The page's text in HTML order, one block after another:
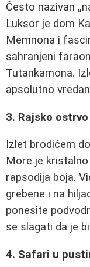
Često nazivan
Luksor je dom
Memnona i
sahranjeni
Tutankamona.
apsolutno
3. Rajsko
Izlet brodićem
More je
rapsodija boja.
grebene i na
ponesite
se slagati da je
4. Safari u